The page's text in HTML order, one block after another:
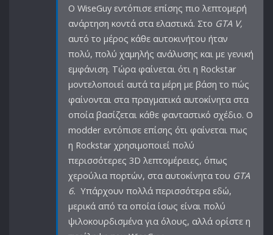
Ο WiseGuy εντόπισε επίσης πιο λεπτομερή
ανάρτηση κοντά στα ελαστικά. Στο GTA V,
αυτό το μέρος κάθε αυτοκινήτου ήταν
πολύ, πολύ χαμηλής ανάλυσης και με γενική
εμφάνιση. Τώρα φαίνεται ότι η Rockstar
μοντελοποιεί αυτά τα μέρη με βάση το πώς
φαίνονται στα πραγματικά αυτοκίνητα στα
οποία βασίζεται κάθε φανταστικό σχέδιο. Ο
modder εντόπισε επίσης ότι φαίνεται πως
η Rockstar χρησιμοποιεί πολύ
περισσότερες 3D λεπτομέρειες, όπως
χερούλια πορτών, στα αυτοκίνητα του GTA
6. Υπάρχουν πολλά περισσότερα εδώ,
μερικά από τα οποία ίσως είναι πολύ
ψιλοκουρδισμένα για όλους, αλλά ορίστε η